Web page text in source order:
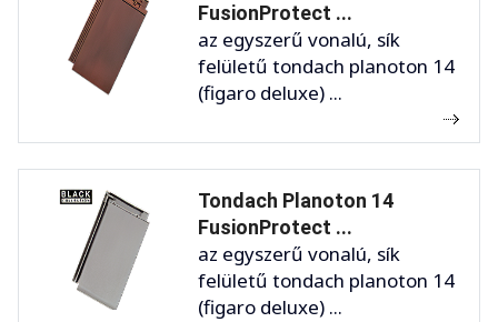
FusionProtect ...
az egyszerű vonalú, sík
felületű tondach planoton 14
(figaro deluxe) ...
Tondach Planoton 14
FusionProtect ...
az egyszerű vonalú, sík
felületű tondach planoton 14
(figaro deluxe) ...